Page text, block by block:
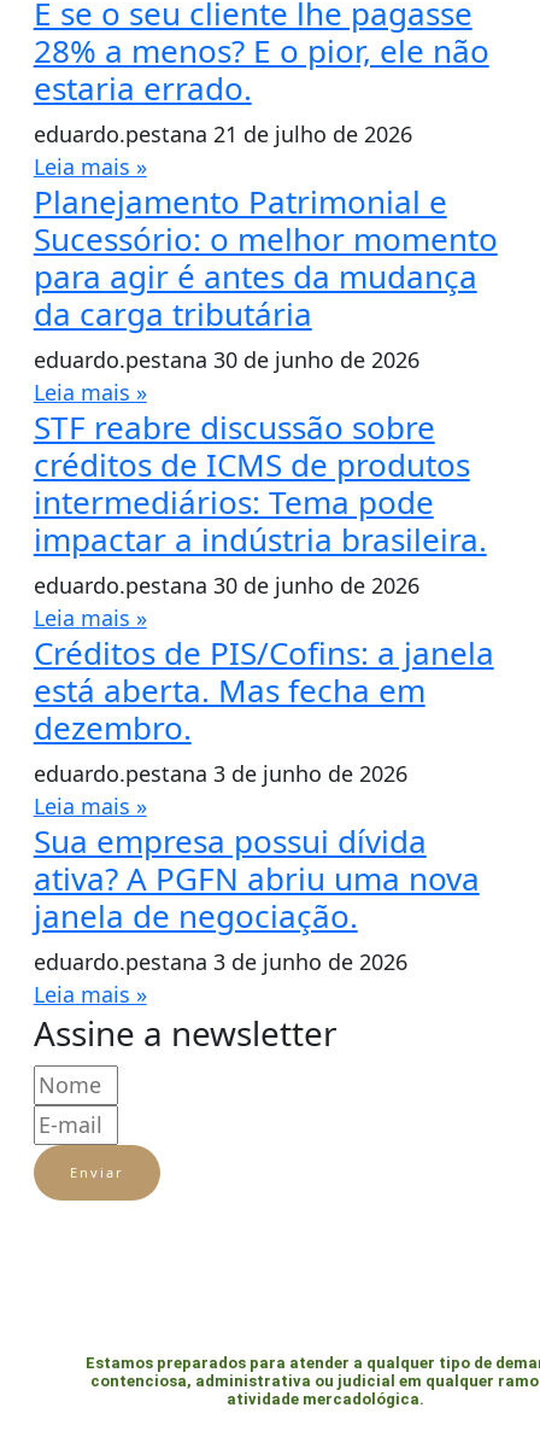
E se o seu cliente lhe pagasse
28% a menos? E o pior, ele não
estaria errado.
eduardo.pestana 21 de julho de 2026
Leia mais »
Planejamento Patrimonial e
Sucessório: o melhor momento
para agir é antes da mudança
da carga tributária
eduardo.pestana 30 de junho de 2026
Leia mais »
STF reabre discussão sobre
créditos de ICMS de produtos
intermediários: Tema pode
impactar a indústria brasileira.
eduardo.pestana 30 de junho de 2026
Leia mais »
Créditos de PIS/Cofins: a janela
está aberta. Mas fecha em
dezembro.
eduardo.pestana 3 de junho de 2026
Leia mais »
Sua empresa possui dívida
ativa? A PGFN abriu uma nova
janela de negociação.
eduardo.pestana 3 de junho de 2026
Leia mais »
Assine a newsletter
Enviar
Estamos preparados para atender a qualquer tipo de
contenciosa, administrativa ou judicial em qualquer ramo
atividade mercadológica.